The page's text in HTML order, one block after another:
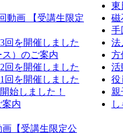
動画 【受講生限定
回を開催しました
）のご案内
回を開催しました
回を開催しました
始しました！
案内
【受講生限定公
東
磁
手
法
方
活
役
親